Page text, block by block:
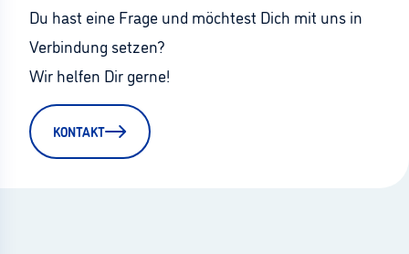
Du hast eine Frage und möchtest Dich mit uns in
Verbindung setzen?
Wir helfen Dir gerne!
KONTAKT